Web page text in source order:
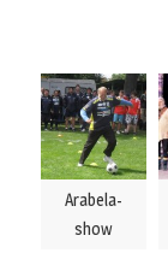
Arabela-
show